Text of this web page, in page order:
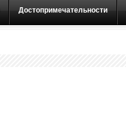
Достопримечательности